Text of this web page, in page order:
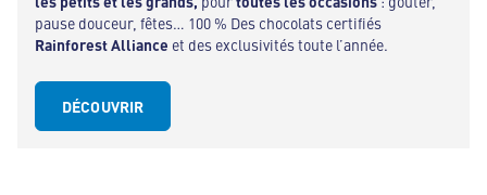
pause douceur, fêtes… 100 % Des chocolats certifiés
Rainforest Alliance et des exclusivités toute l’année.
DÉCOUVRIR